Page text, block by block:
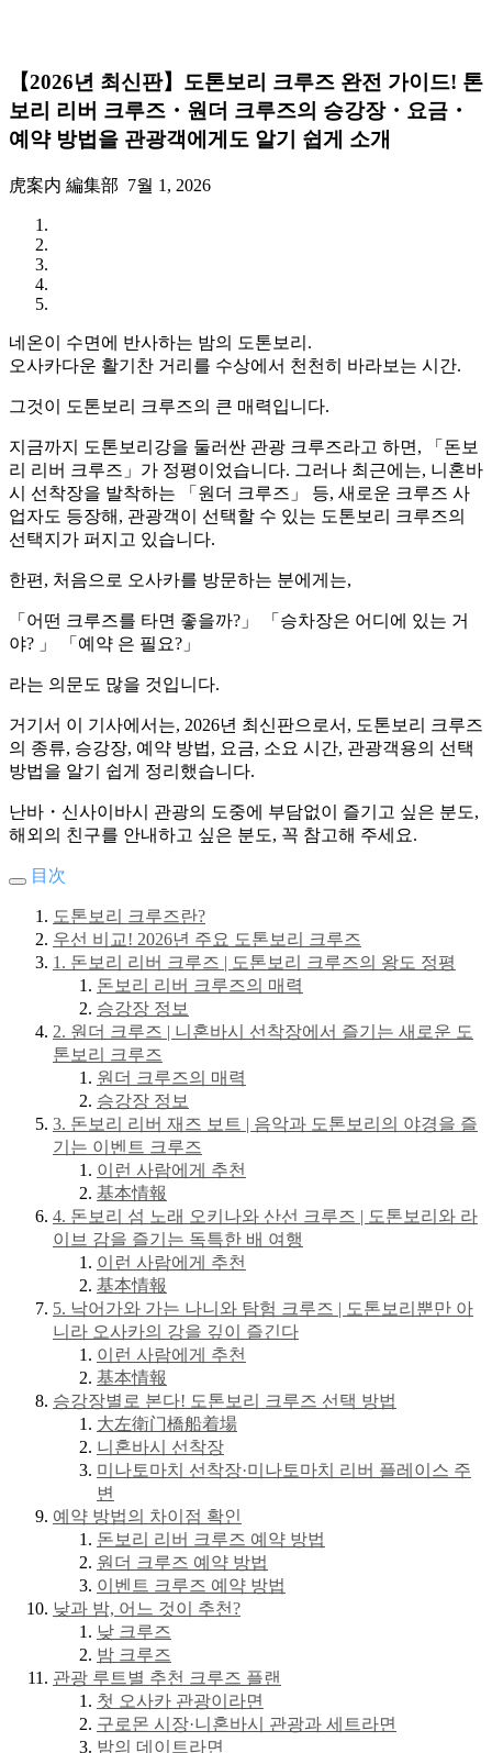
【2026년 최신판】도톤보리 크루즈 완전 가이드! 톤
보리 리버 크루즈・원더 크루즈의 승강장・요금・
예약 방법을 관광객에게도 알기 쉽게 소개
虎案内 編集部 7월 1, 2026
네온이 수면에 반사하는 밤의 도톤보리.
오사카다운 활기찬 거리를 수상에서 천천히 바라보는 시간.
그것이 도톤보리 크루즈의 큰 매력입니다.
지금까지 도톤보리강을 둘러싼 관광 크루즈라고 하면, 「돈보
리 리버 크루즈」가 정평이었습니다. 그러나 최근에는, 니혼바
시 선착장을 발착하는 「원더 크루즈」 등, 새로운 크루즈 사
업자도 등장해, 관광객이 선택할 수 있는 도톤보리 크루즈의
선택지가 퍼지고 있습니다.
한편, 처음으로 오사카를 방문하는 분에게는,
「어떤 크루즈를 타면 좋을까?」 「승차장은 어디에 있는 거
야? 」 「예약 은 필요?」
라는 의문도 많을 것입니다.
거기서 이 기사에서는, 2026년 최신판으로서, 도톤보리 크루즈
의 종류, 승강장, 예약 방법, 요금, 소요 시간, 관광객용의 선택
방법을 알기 쉽게 정리했습니다.
난바・신사이바시 관광의 도중에 부담없이 즐기고 싶은 분도,
해외의 친구를 안내하고 싶은 분도, 꼭 참고해 주세요.
目次
도톤보리 크루즈란?
우선 비교! 2026년 주요 도톤보리 크루즈
1. 돈보리 리버 크루즈 | 도톤보리 크루즈의 왕도 정평
돈보리 리버 크루즈의 매력
승강장 정보
2. 원더 크루즈 | 니혼바시 선착장에서 즐기는 새로운 도
톤보리 크루즈
원더 크루즈의 매력
승강장 정보
3. 돈보리 리버 재즈 보트 | 음악과 도톤보리의 야경을 즐
기는 이벤트 크루즈
이런 사람에게 추천
基本情報
4. 돈보리 섬 노래 오키나와 산선 크루즈 | 도톤보리와 라
이브 감을 즐기는 독특한 배 여행
이런 사람에게 추천
基本情報
5. 낙어가와 가는 나니와 탐험 크루즈 | 도톤보리뿐만 아
니라 오사카의 강을 깊이 즐긴다
이런 사람에게 추천
基本情報
승강장별로 본다! 도톤보리 크루즈 선택 방법
大左衛门橋船着場
니혼바시 선착장
미나토마치 선착장·미나토마치 리버 플레이스 주
변
예약 방법의 차이점 확인
돈보리 리버 크루즈 예약 방법
원더 크루즈 예약 방법
이벤트 크루즈 예약 방법
낮과 밤, 어느 것이 추천?
낮 크루즈
밤 크루즈
관광 루트별 추천 크루즈 플랜
첫 오사카 관광이라면
구로몬 시장·니혼바시 관광과 세트라면
밤의 데이트라면